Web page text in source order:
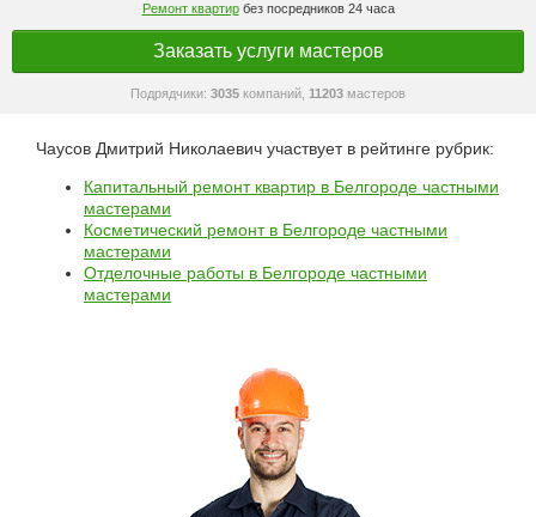
Ремонт квартирбез посредников 24 часа
Заказать услуги мастеров
Подрядчики: 3035 компаний, 11203 мастеров
Чаусов Дмитрий Николаевич участвует в рейтинге рубрик:
Капитальный ремонт квартир в Белгороде частными
мастерами
Косметический ремонт в Белгороде частными
мастерами
Отделочные работы в Белгороде частными
мастерами